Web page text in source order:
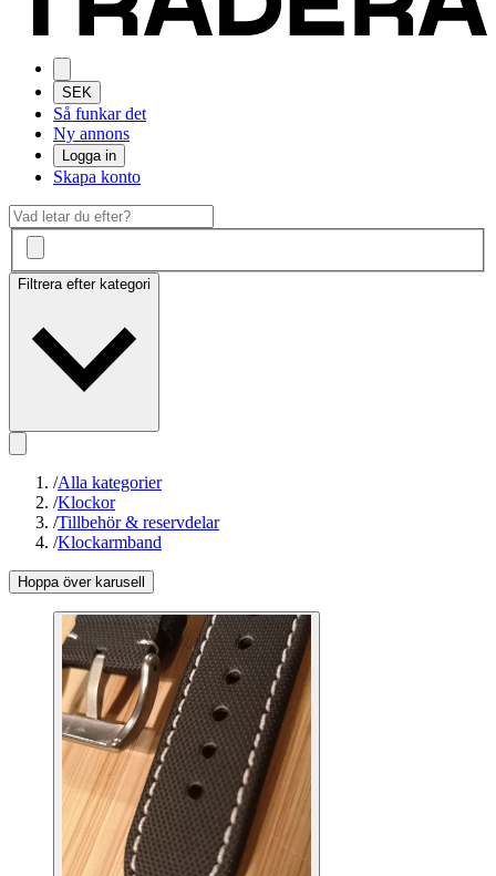
SEK
Så funkar det
Ny annons
Logga in
Skapa konto
Filtrera efter kategori
/Alla kategorier
/Klockor
/Tillbehör & reservdelar
/Klockarmband
Hoppa över karusell